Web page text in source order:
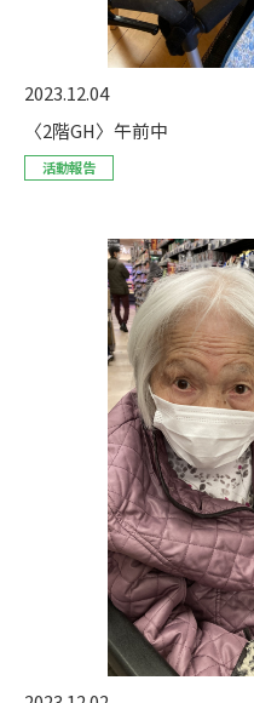
2023.12.04
〈2階GH〉午前中
活動報告